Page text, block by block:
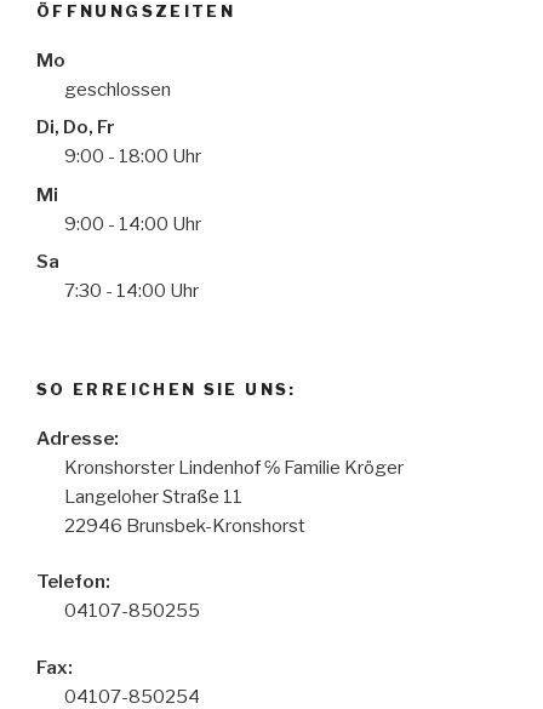
ÖFFNUNGSZEITEN
Mo
geschlossen
Di, Do, Fr
9:00 - 18:00 Uhr
Mi
9:00 - 14:00 Uhr
Sa
7:30 - 14:00 Uhr
SO ERREICHEN SIE UNS:
Adresse:
Kronshorster Lindenhof ℅ Familie Kröger
Langeloher Straße 11
22946 Brunsbek-Kronshorst
Telefon:
04107-850255
Fax:
04107-850254